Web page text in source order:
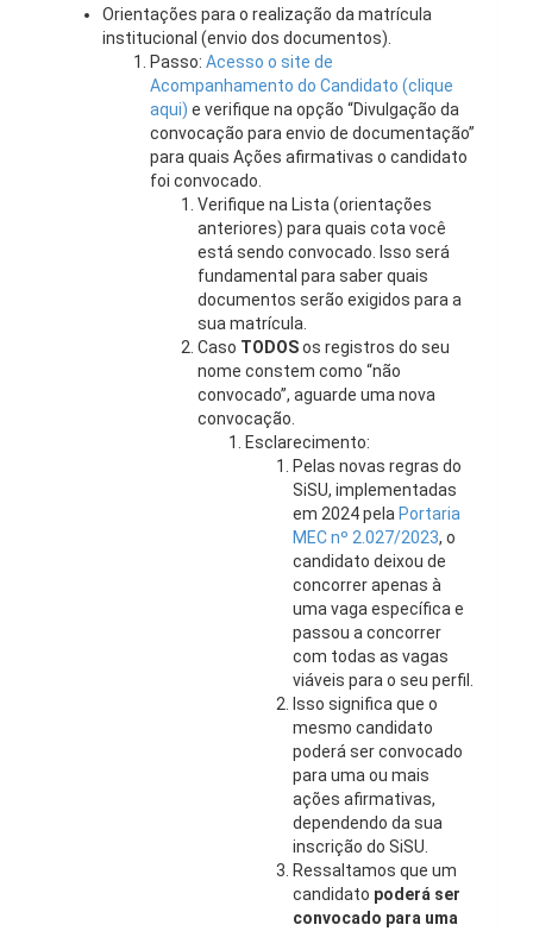
Orientações para o realização da matrícula
institucional (envio dos documentos).
Passo: Acesso o site de
Acompanhamento do Candidato (clique
aqui) e verifique na opção “Divulgação da
convocação para envio de documentação”
para quais Ações afirmativas o candidato
foi convocado.
Verifique na Lista (orientações
anteriores) para quais cota você
está sendo convocado. Isso será
fundamental para saber quais
documentos serão exigidos para a
sua matrícula.
Caso TODOSos registros do seu
nome constem como “não
convocado”, aguarde uma nova
convocação.
Esclarecimento:
Pelas novas regras do
SiSU, implementadas
em 2024 pela Portaria
MEC nº 2.027/2023, o
candidato deixou de
concorrer apenas à
uma vaga específica e
passou a concorrer
com todas as vagas
viáveis para o seu perfil.
Isso significa que o
mesmo candidato
poderá ser convocado
para uma ou mais
ações afirmativas,
dependendo da sua
inscrição do SiSU.
Ressaltamos que um
candidato poderá ser
convocado para uma